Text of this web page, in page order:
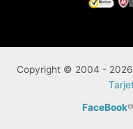
Copyright © 2004 - 2026
FaceBook®